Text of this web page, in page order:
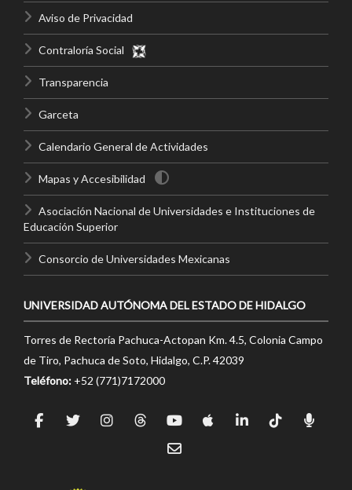
Aviso de Privacidad
Contraloría Social
Transparencia
Garceta
Calendario General de Actividades
Mapas y Accesibilidad
Asociación Nacional de Universidades e Instituciones de
Educación Superior
Consorcio de Universidades Mexicanas
UNIVERSIDAD AUTÓNOMA DEL ESTADO DE HIDALGO
Torres de Rectoría Pachuca-Actopan Km. 4.5, Colonia Campo
de Tiro, Pachuca de Soto, Hidalgo, C.P. 42039
Teléfono: +52 (771)7172000